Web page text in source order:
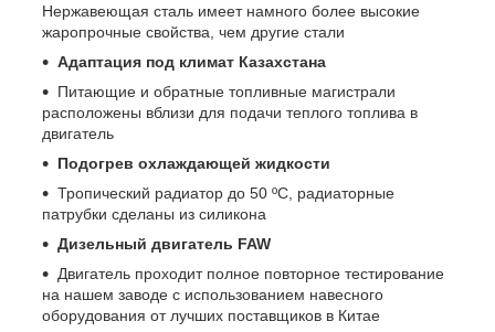
Нержавеющая сталь имеет намного более высокие
жаропрочные свойства, чем другие стали
Адаптация под климат Казахстана
Питающие и обратные топливные магистрали
расположены вблизи для подачи теплого топлива в
двигатель
Подогрев охлаждающей жидкости
Тропический радиатор до 50 ºС, радиаторные
патрубки сделаны из силикона
Дизельный двигатель FAW
Двигатель проходит полное повторное тестирование
на нашем заводе с использованием навесного
оборудования от лучших поставщиков в Китае